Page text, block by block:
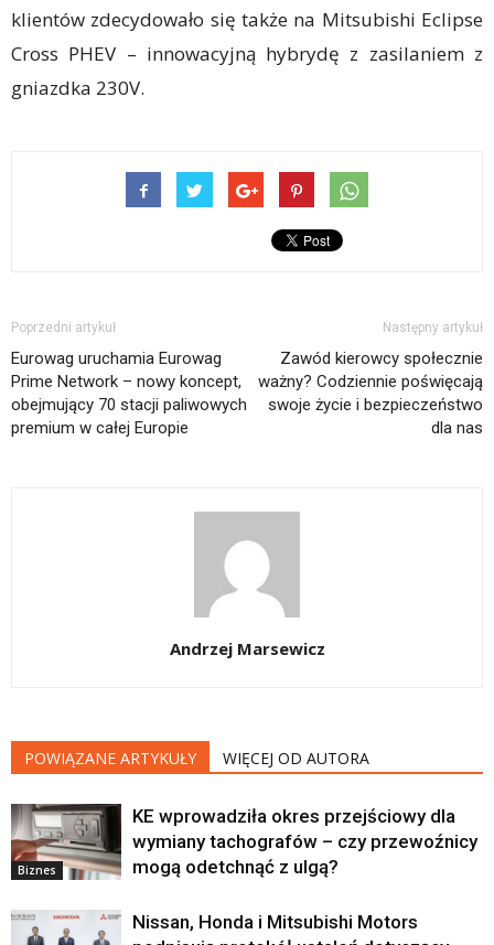
klientów zdecydowało się także na Mitsubishi Eclipse
Cross PHEV – innowacyjną hybrydę z zasilaniem z
gniazdka 230V.
Poprzedni artykuł
Eurowag uruchamia Eurowag
Prime Network – nowy koncept,
obejmujący 70 stacji paliwowych
premium w całej Europie
Następny artykuł
Zawód kierowcy społecznie
ważny? Codziennie poświęcają
swoje życie i bezpieczeństwo
dla nas
Andrzej Marsewicz
POWIĄZANE ARTYKUŁY WIĘCEJ OD AUTORA
Biznes
KE wprowadziła okres przejściowy dla
wymiany tachografów – czy przewoźnicy
mogą odetchnąć z ulgą?
Nissan, Honda i Mitsubishi Motors